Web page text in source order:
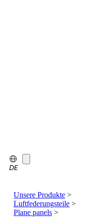
DE
Unsere Produkte >
Luftfederungsteile >
Plane panels >